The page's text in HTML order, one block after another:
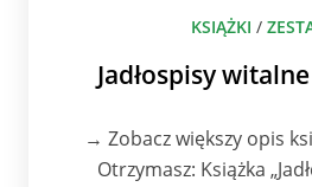
KSIĄŻKI /
Jadłospisy
→ Zobacz większy opis
Otrzymasz: Książka